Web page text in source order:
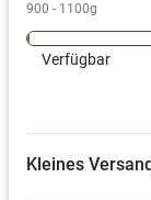
900 - 1100g
Verfügbar
Kleines